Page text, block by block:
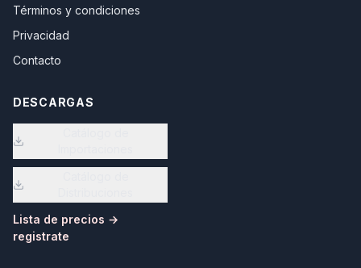
Términos y condiciones
Privacidad
Contacto
DESCARGAS
Lista de precios →
registrate